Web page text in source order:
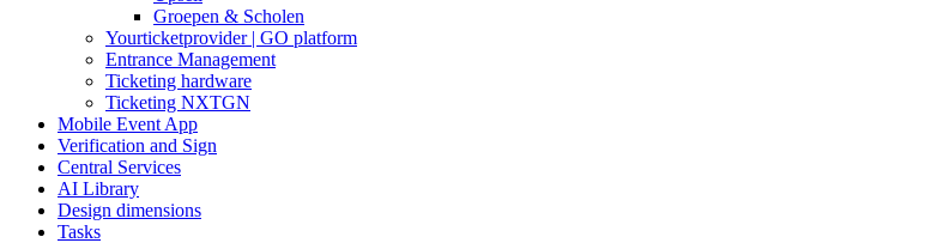
Groepen & Scholen
Yourticketprovider | GO platform
Entrance Management
Ticketing hardware
Ticketing NXTGN
Mobile Event App
Verification and Sign
Central Services
AI Library
Design dimensions
Tasks